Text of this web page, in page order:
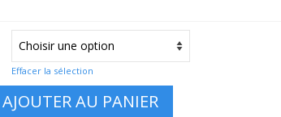
Effacer la sélection
AJOUTER AU PANIER